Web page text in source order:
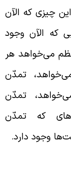
چیزی که الآن
الآن وجود
می‌خواهد هر
تمدّن
تمدّن
که تمدّن
وجود دارد.